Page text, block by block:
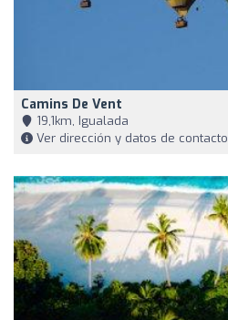
Camins De Vent
19,1km, Igualada
Ver dirección y datos de contacto